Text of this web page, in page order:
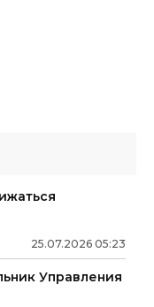
25.07.2026 05:23
Управления